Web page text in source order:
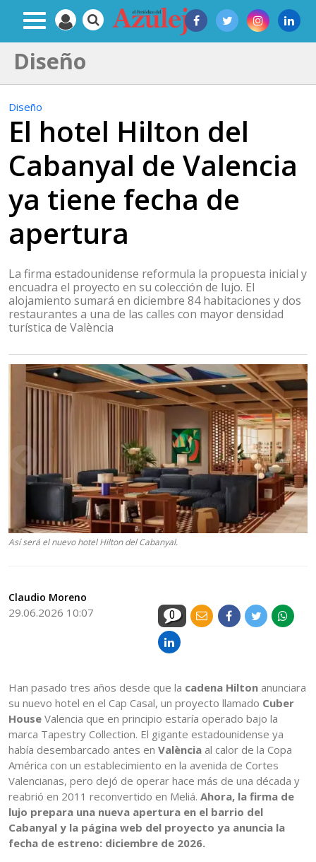
Diseño
Diseño
El hotel Hilton del
Cabanyal de Valencia
ya tiene fecha de
apertura
La firma estadounidense reformula la propuesta inicial y
encuadra el proyecto en su colección de lujo. El
alojamiento sumará en diciembre 84 habitaciones y dos
restaurantes a una de las calles con mayor densidad
turística de València
Así será el nuevo hotel Hilton del Cabanyal.
Claudio Moreno
29.06.2026 10:07 0
Han pasado tres años desde que la cadena Hilton anunciara
su nuevo hotel en el Cap Casal, un proyecto llamado Cuber
House Valencia que en principio estaría operado bajo la
marca Tapestry Collection. El gigante estadounidense ya
había desembarcado antes en València al calor de la Copa
América con un establecimiento en la avenida de Cortes
Valencianas, pero dejó de operar hace más de una década y
reabrió en 2011 reconvertido en Meliá. Ahora, la firma de
lujo prepara una nueva apertura en el barrio del
Cabanyal y la página web del proyecto ya anuncia la
fecha de estreno: diciembre de 2026.